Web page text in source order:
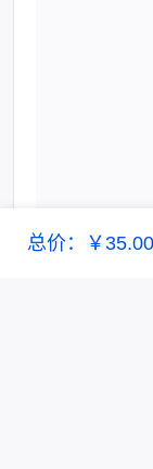
总价：￥35.00